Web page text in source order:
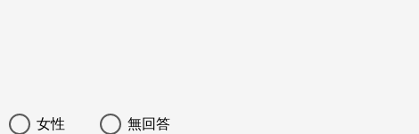
女性 無回答